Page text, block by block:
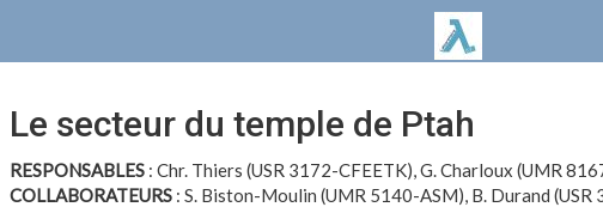
Le secteur du temple de Ptah
RESPONSABLES : Chr. Thiers (USR 3172-CFEETK), G. Charloux (UMR
COLLABORATEURS : S. Biston-Moulin (UMR 5140-ASM), B. Durand (USR